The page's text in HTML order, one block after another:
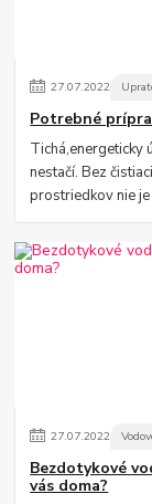
27.07.2022
Potrebné
Tichá,energeticky
nestačí. Bez
prostriedkov nie
27.07.2022
Bezdotykové
vás doma?